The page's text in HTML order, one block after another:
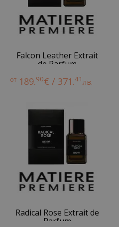
Falcon Leather Extrait
de Parfum
от 189.90€ / 371.41лв.
Radical Rose Extrait de
Parfum